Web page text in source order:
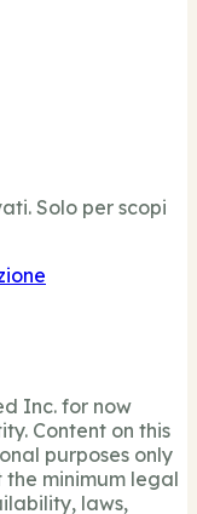
Solo per scopi
Inc. for now
Content on this
purposes only
minimum legal
laws,